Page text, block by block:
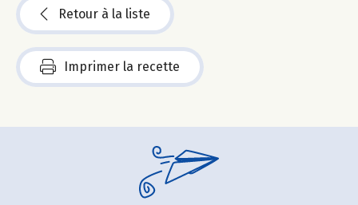
Retour à la liste
Imprimer la recette